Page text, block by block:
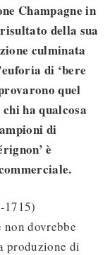
Champagne in
della sua
culminata
di ‘bere
quel
ha qualcosa
di
è
1715)
dovrebbe
produzione di